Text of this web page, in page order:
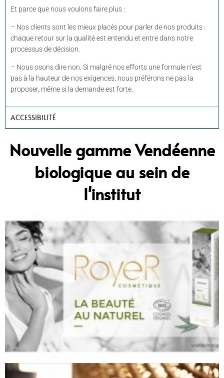
Et parce que nous voulons faire plus :
– Nos clients sont les mieux placés pour parler de nos produits :
chaque retour sur la qualité est entendu et entre dans notre
processus de décision.
– Nous osons dire non. Si malgré nos efforts une formule n’est
pas à la hauteur de nos exigences, nous préférons ne pas la
proposer, même si la demande est forte.
ACCESSIBILITÉ
Nouvelle gamme Vendéenne
biologique au sein de
l'institut